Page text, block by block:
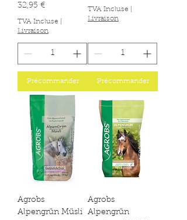
Prix
32,95 €
TVA Incluse
Livraison
Précommander
TVA Incluse
Livraison
Précommander
Agrobs
Alpengrün Müsli
Agrobs
Alpengrün